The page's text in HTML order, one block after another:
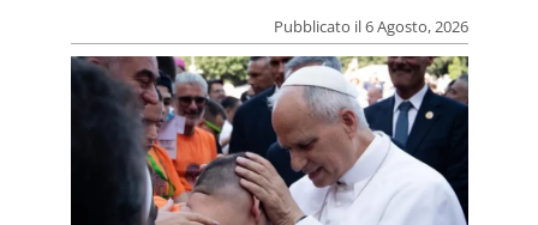
Pubblicato il 6 Agosto, 2026